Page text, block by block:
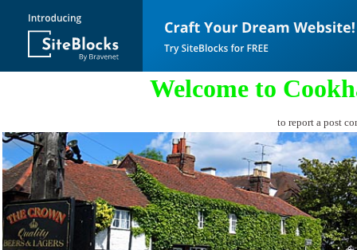
Welcome to
to report a post